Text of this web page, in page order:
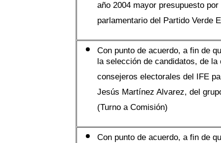
año 2004 mayor presupuesto
parlamentario del Partido Verde
Con punto de acuerdo, a fin de
la selección de candidatos, de
consejeros electorales del IFE
Jesús Martínez Alvarez, del
(Turno a Comisión)
Con punto de acuerdo, a fin de